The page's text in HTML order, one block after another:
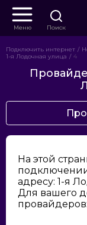
Меню Поиск
Подключить интернет
1-я Лодочная улица
4
На этой
адресу: 1-я
Для вашего
провайдеров: